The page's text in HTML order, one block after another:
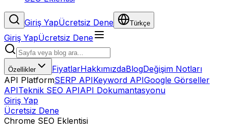
Giriş YapÜcretsiz Dene Türkçe
Giriş YapÜcretsiz Dene
Özellikler FiyatlarHakkımızdaBlogDeğişim Notları
API PlatformSERP APIKeyword APIGoogle Görseller
APITeknik SEO APIAPI Dokumantasyonu
Giriş Yap
Ücretsiz Dene
Chrome SEO Eklentisi